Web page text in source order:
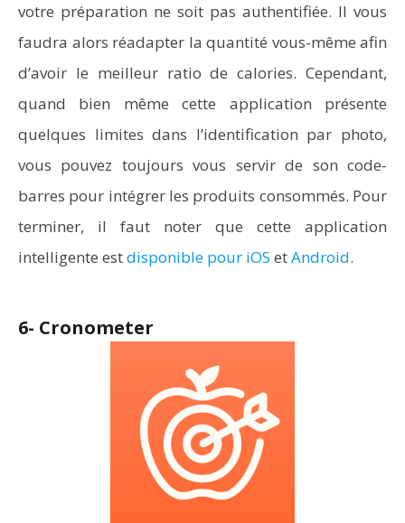
votre préparation ne soit pas authentifiée. Il vous
faudra alors réadapter la quantité vous-même afin
d’avoir le meilleur ratio de calories. Cependant,
quand bien même cette application présente
quelques limites dans l’identification par photo,
vous pouvez toujours vous servir de son code-
barres pour intégrer les produits consommés. Pour
terminer, il faut noter que cette application
intelligente estdisponible pour iOS etAndroid.
6- Cronometer